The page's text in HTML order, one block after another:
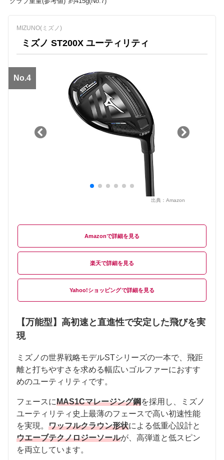
MIZUNO(ミズノ)
ミズノ ST200X ユーティリティ
No.4
出典： Amazon
Amazon
楽天
Yahoo!ショッピング
【万能型】高初速と直進性で安定した飛びを実
現
ミズノの世界戦略モデルSTシリーズの一本で、飛距
離と打ちやすさを求める幅広いゴルファーにおすす
めのユーティリティです。
フェースにMAS1Cマレージング鋼 を採用し、ミズノ
ユーティリティ史上最薄のフェースで高い初速性能
を実現。 ワッフルクラウン形状による低重心設計と
ウエーブテクノロジーソールが、高弾道と低スピン
を両立しています。